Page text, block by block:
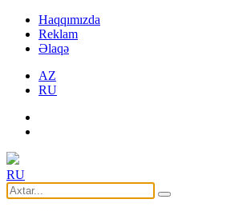
Haqqımızda
Reklam
Əlaqə
AZ
RU
RU